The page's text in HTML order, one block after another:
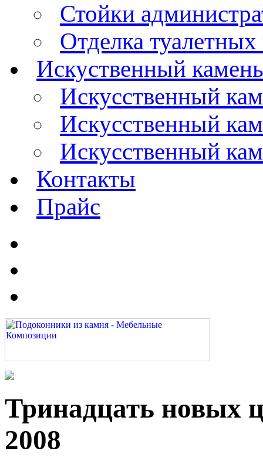
Стойки
Отделка
Искуственный камень
Искусственный
Искусственный
Искусственный
Контакты
Прайс
Тринадцать новых
2008